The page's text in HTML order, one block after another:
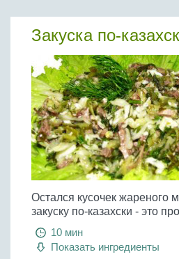
Закуска по-
Остался кусочек жареного
закуску по-казахски - это
10 мин
Показать ингредиенты